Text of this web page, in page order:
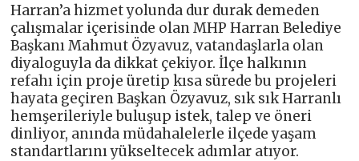
Harran’a hizmet yolunda dur durak demeden
çalışmalar içerisinde olan MHP Harran Belediye
Başkanı Mahmut Özyavuz, vatandaşlarla olan
diyaloguyla da dikkat çekiyor. İlçe halkının
refahı için proje üretip kısa sürede bu projeleri
hayata geçiren Başkan Özyavuz, sık sık Harranlı
hemşerileriyle buluşup istek, talep ve öneri
dinliyor, anında müdahalelerle ilçede yaşam
standartlarını yükseltecek adımlar atıyor.